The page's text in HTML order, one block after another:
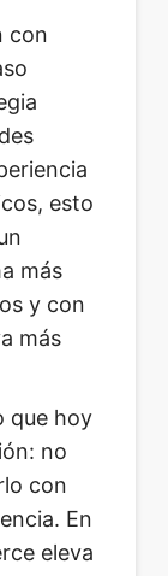
con
esto
más
y con
más
que hoy
no
con
En
eleva